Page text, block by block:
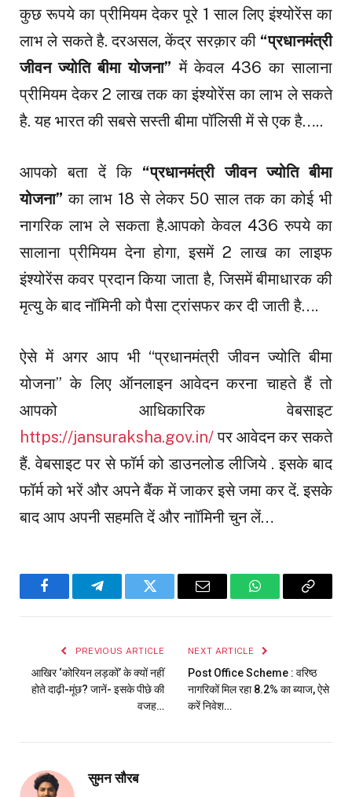
कुछ रूपये का प्रीमियम देकर पूरे 1 साल लिए इंश्योरेंस का
लाभ ले सकते है. दरअसल, केंद्र सरक़ार की “प्रधानमंत्री
जीवन ज्योति बीमा योजना” में केवल ₹436 का सालाना
प्रीमियम देकर 2 लाख तक का इंश्योरेंस का लाभ ले सकते
है. यह भारत की सबसे सस्ती बीमा पॉलिसी में से एक है…..
आपको बता दें कि “प्रधानमंत्री जीवन ज्योति बीमा
योजना”का लाभ 18 से लेकर 50 साल तक का कोई भी
नागरिक लाभ ले सकता है.आपको केवल 436 रुपये का
सालाना प्रीमियम देना होगा, इसमें 2 लाख का लाइफ
इंश्योरेंस कवर प्रदान किया जाता है, जिसमें बीमाधारक की
मृत्यु के बाद नॉमिनी को पैसा ट्रांसफर कर दी जाती है….
ऐसे में अगर आप भी “प्रधानमंत्री जीवन ज्योति बीमा
योजना” के लिए ऑनलाइन आवेदन करना चाहते हैं तो
आपको आधिकारिक वेबसाइट
https://jansuraksha.gov.in/पर आवेदन कर सकते
हैं. वेबसाइट पर से फॉर्म को डाउनलोड लीजिये . इसके बाद
फॉर्म को भरें और अपने बैंक में जाकर इसे जमा कर दें. इसके
बाद आप अपनी सहमति दें और नाॉमिनी चुन लें…
FacebookTelegramTwitter Email WhatsAppCopy
PREVIOUS ARTICLE
आखिर ‘कोरियन लड़कों’ के क्यों नहीं
होते दाढ़ी-मूंछ? जानें- इसके पीछे की
वजह…
NEXT ARTICLE
Post Office Scheme : वरिष्ठ
नागरिकों मिल रहा 8.2% का ब्याज, ऐसे
करें निवेश…
सुमन सौरब